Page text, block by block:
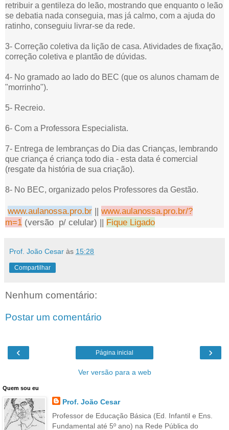
retribuir a gentileza do leão, mostrando que enquanto o leão
se debatia nada conseguia, mas já calmo, com a ajuda do
ratinho, conseguiu livrar-se da rede.
3- Correção coletiva da lição de casa. Atividades de fixação,
correção coletiva e plantão de dúvidas.
4- No gramado ao lado do BEC (que os alunos chamam de
"morrinho").
5- Recreio.
6- Com a Professora Especialista.
7- Entrega de lembranças do Dia das Crianças, lembrando
que criança é criança todo dia - esta data é comercial
(resgate da história de sua criação).
8- No BEC, organizado pelos Professores da Gestão.
www.aulanossa.pro.br || www.aulanossa.pro.br/?
m=1 (versão p/ celular) || Fique Ligado
Prof. João Cesar às 15:28
Compartilhar
Nenhum comentário:
Postar um comentário
‹ ›
Página inicial
Ver versão para a web
Quem sou eu
Prof. João Cesar
Professor de Educação Básica (Ed. Infantil e Ens.
Fundamental até 5º ano) na Rede Pública do